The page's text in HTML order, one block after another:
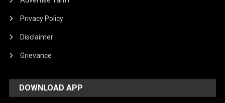
Privacy Policy
Disclaimer
Grievance
DOWNLOAD APP